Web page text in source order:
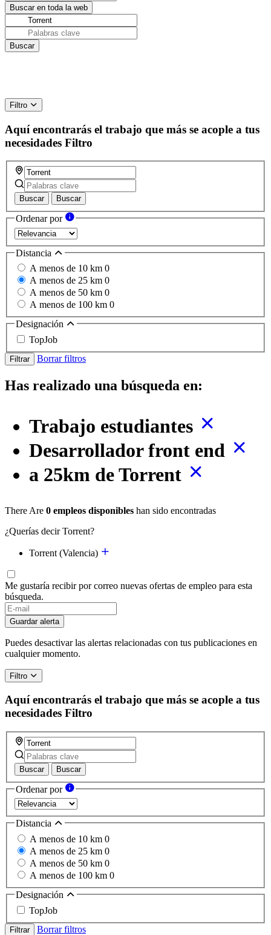
Filtro
Aquí encontrarás el trabajo que más se acople a tus
necesidades Filtro
Buscar Buscar
Ordenar por
Distancia
A menos de 10 km 0
A menos de 25 km 0
A menos de 50 km 0
A menos de 100 km 0
Designación
TopJob
Filtrar Borrar filtros
Has realizado una búsqueda en:
Trabajo estudiantes
Desarrollador front end
a 25km de Torrent
There Are 0 empleos disponibles han sido encontradas
¿Querías decir Torrent?
Torrent (Valencia)
Me gustaría recibir por correo nuevas ofertas de empleo para esta
búsqueda.
If
you
are
a
human,
ignore
this
field
Guardar alerta
Puedes desactivar las alertas relacionadas con tus publicaciones en
cualquier momento.
Filtro
Aquí encontrarás el trabajo que más se acople a tus
necesidades Filtro
Buscar Buscar
Ordenar por
Distancia
A menos de 10 km 0
A menos de 25 km 0
A menos de 50 km 0
A menos de 100 km 0
Designación
TopJob
Filtrar
Borrar filtros